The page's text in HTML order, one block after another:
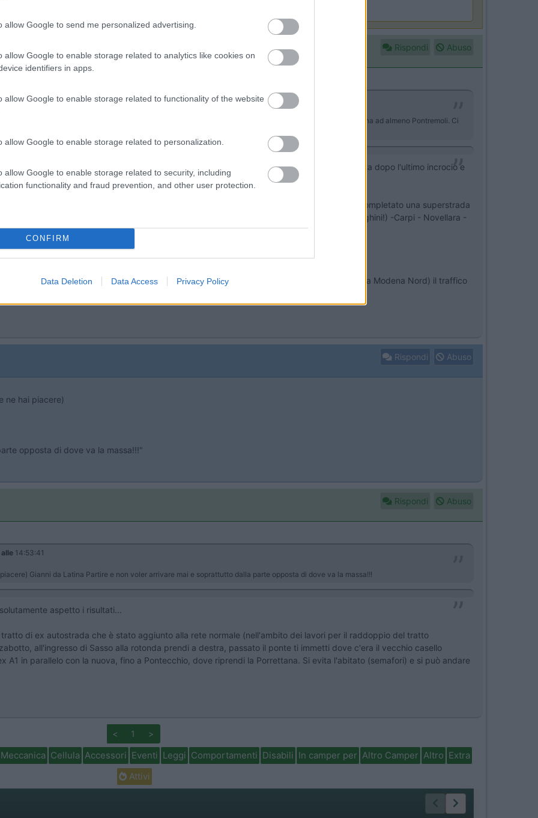
allow Google to send me personalized advertising.
allow Google to enable storage related to analytics like cookies on
identifiers in apps.
allow Google to enable storage related to functionality of the website
allow Google to enable storage related to personalization.
allow Google to enable storage related to security, including
functionality and fraud prevention, and other user protection.
CONFIRM
Data Deletion Data Access Privacy Policy
Rispondi Abuso
statale senza traffico. Sia normale che con tratti di superstrada. Non ricordo il nome. Okkio invece da Sarzana ad almeno Pontremoli. Ci
che per legge sono tenuti a segnalarli: la palina di segnalazione deve essere posizionata dopo l'ultimo incrocio e
di 4 Km dal velox stesso.
- Pistoia - Passo della Porretta - Sasso Marconi - Bologna (nel tratto Porretta-BO hanno completato una superstrada
prosegui per Tang.BO - S.Giovanni in Persiceto-Nonantola (si passa davanti alla Lamborghini!) -Carpi - Novellara -
- Crema - Milano arrivando dalla Paullese in zona SE.
i tempi di percorrenza.
per incidenti (successo a me proprio il 19 aprile, ero lì quando quel TIR ha scavallato a Modena Nord) il traffico
Rispondi Abuso
ne hai piacere)
opposta di dove va la massa!!!"
Rispondi Abuso
alle 14:53:41
Gianni da Latina Partire e non voler arrivare mai e soprattutto dalla parte opposta di dove va la massa!!!
aspetto i risultati...
di ex autostrada che è stato aggiunto alla rete normale (nell'ambito dei lavori per il raddoppio del tratto
all'ingresso di Sasso alla rotonda prendi a destra, passato il ponte ti immetti dove c'era il vecchio casello
A1 in parallelo con la nuova, fino a Pontecchio, dove riprendi la Porrettana. Si evita l'abitato (semafori) e si può andare
< 1 >
Meccanica Cellula Accessori Eventi Leggi Comportamenti Disabili In camper per Altro Camper Altro Extra
Attivi